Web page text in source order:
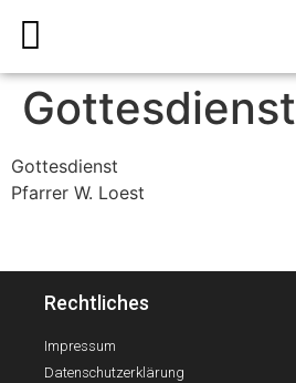
Gottesdienst
Gottesdienst
Pfarrer W. Loest
Rechtliches
Impressum
Datenschutzerklärung